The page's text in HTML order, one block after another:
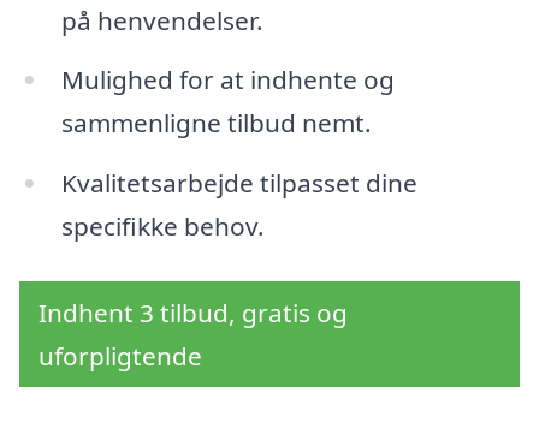
på henvendelser.
Mulighed for at indhente og
sammenligne tilbud nemt.
Kvalitetsarbejde tilpasset dine
specifikke behov.
Indhent 3 tilbud, gratis og
uforpligtende